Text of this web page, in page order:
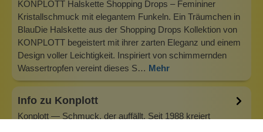
KONPLOTT Halskette Shopping Drops – Femininer
Kristallschmuck mit elegantem Funkeln. Ein Träumchen in
BlauDie Halskette aus der Shopping Drops Kollektion von
KONPLOTT begeistert mit ihrer zarten Eleganz und einem
Design voller Leichtigkeit. Inspiriert von schimmernden
Wassertropfen vereint dieses S… Mehr
Info zu Konplott
Konplott — Schmuck, der auffällt. Seit 1988 kreiert